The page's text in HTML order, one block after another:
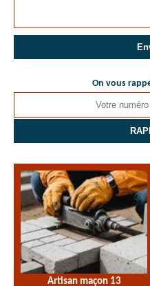
On vous
Artisan maçon 13